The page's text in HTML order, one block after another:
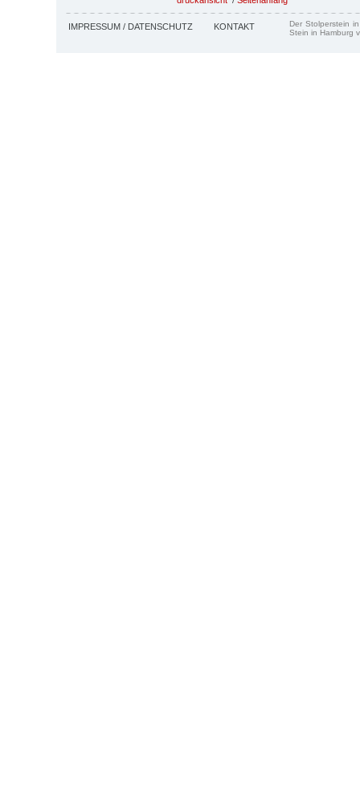
IMPRESSUM / DATENSCHUTZ KONTAKT
Der Stolperstein
Stein in Hamburg